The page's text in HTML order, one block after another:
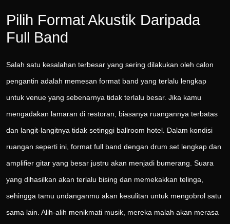
Pilih Format Akustik Daripada
Full Band
Salah satu kesalahan terbesar yang sering dilakukan oleh calon
pengantin adalah memesan format band yang terlalu lengkap
untuk venue yang sebenarnya tidak terlalu besar. Jika kamu
mengadakan lamaran di restoran, biasanya ruangannya terbatas
dan langit-langitnya tidak setinggi ballroom hotel. Dalam kondisi
ruangan seperti ini, format full band dengan drum set lengkap dan
amplifier gitar yang besar justru akan menjadi bumerang. Suara
yang dihasilkan akan terlalu bising dan memekakkan telinga,
sehingga tamu undanganmu akan kesulitan untuk mengobrol satu
sama lain. Alih-alih menikmati musik, mereka malah akan merasa